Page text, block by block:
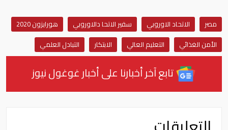
مصر الاتحاد الاوروبي سفير الاتحا دالاوروبي
هورايزون 2020
الأمن الغذائي
التعليم العالي الابتكار التبادل العلمي
تابع آخر أخبارنا على أخبار غوغول نيوز